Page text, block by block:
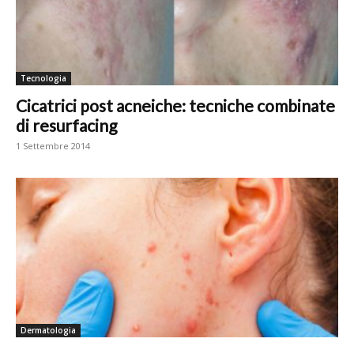
Tecnologia
Cicatrici post acneiche: tecniche combinate
di resurfacing
1 Settembre 2014
Dermatologia